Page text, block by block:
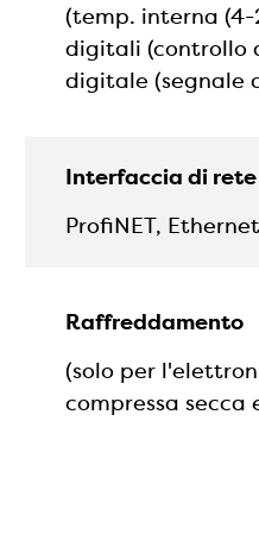
(temp. interna (4-
digitali (controllo
digitale (segnale
Interfaccia di
ProfiNET,
Raffreddamento
(solo per
compressa secca